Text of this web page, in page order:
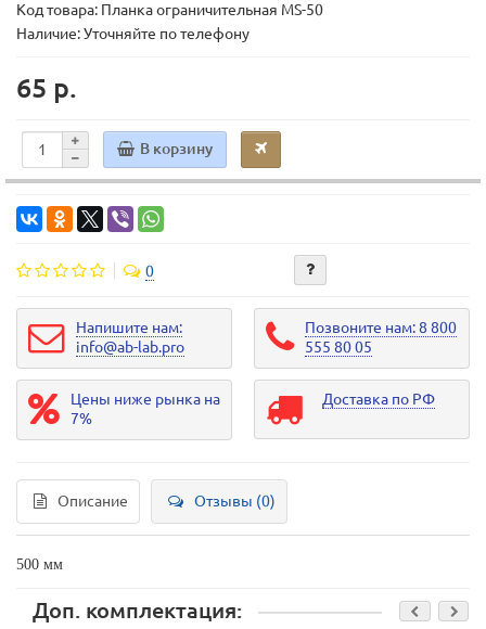
Код товара: Планка ограничительная MS-50
Наличие: Уточняйте по телефону
65 р.
В корзину
0
Напишите нам:
info@ab-lab.pro
Позвоните нам: 8 800
555 80 05
Цены ниже рынка на
7%
Доставка по РФ
Описание Отзывы (0)
500 мм
Доп. комплектация: